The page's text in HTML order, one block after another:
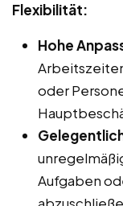
Flexibilität:
Hohe
oder
Aufgaben